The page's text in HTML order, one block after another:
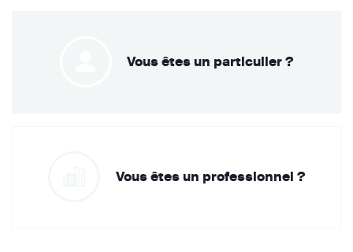
Vous êtes un particulier ?
Vous êtes un professionnel ?